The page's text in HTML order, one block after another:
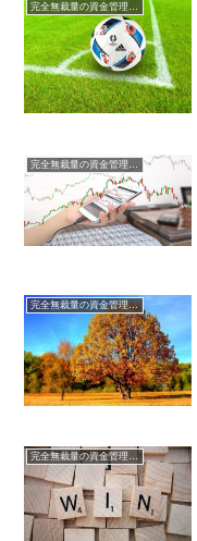
完全無裁量の資金管理FX
完全無裁量の資金管理FX
完全無裁量の資金管理FX